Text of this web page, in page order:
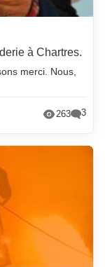
à Chartres.
merci. Nous,
263 3